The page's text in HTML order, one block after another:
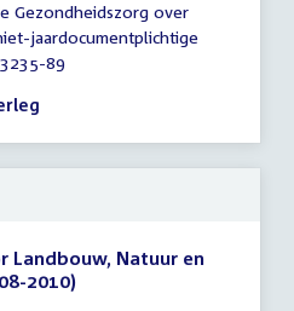
Gezondheidszorg over
jaardocumentplichtige
89
Landbouw, Natuur en
2010)